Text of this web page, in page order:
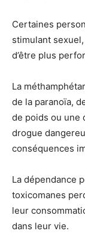
Certaines
stimulant
d’être plus
La
de la paranoïa,
de poids ou une
drogue
conséquences
La dépendance
toxicomanes
leur
dans leur vie.